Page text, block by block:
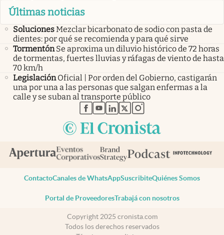
Últimas noticias
SolucionesMezclar bicarbonato de sodio con pasta de
dientes: por qué se recomienda y para qué sirve
Tormentón Se aproxima un diluvio histórico de 72 horas
de tormentas, fuertes lluvias y ráfagas de viento de hasta
70 km/h
Legislación Oficial | Por orden del Gobierno, castigarán
una por una a las personas que salgan enfermas a la
calle y se suban al transporte público
abre en nueva pestaña
abre en nueva pestaña
abre en nueva pestaña
abre en nueva pestaña
abre en nueva pestaña
ContactoCanales de WhatsAppSuscribiteQuiénes Somos
Portal de ProveedoresTrabajá con nosotros
Copyright 2025 cronista.com
Todos los derechos reservados